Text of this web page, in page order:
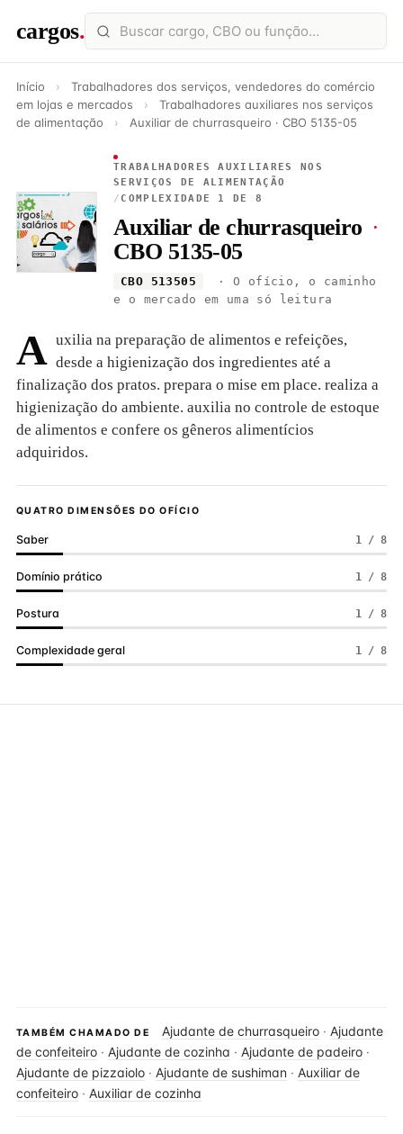
cargos.
Início ›
Trabalhadores dos serviços, vendedores do comércio
em lojas e mercados
›
Trabalhadores auxiliares nos serviços
de alimentação
› Auxiliar de churrasqueiro · CBO 5135-05
TRABALHADORES AUXILIARES NOS
SERVIÇOS DE ALIMENTAÇÃO
/ COMPLEXIDADE 1 DE 8
Auxiliar de churrasqueiro ·
CBO 5135-05
CBO 513505
· O ofício, o caminho
e o mercado em uma só leitura
A uxilia na preparação de alimentos e refeições,
desde a higienização dos ingredientes até a
finalização dos pratos. prepara o mise em place. realiza a
higienização do ambiente. auxilia no controle de estoque
de alimentos e confere os gêneros alimentícios
adquiridos.
QUATRO DIMENSÕES DO OFÍCIO
Saber 1 / 8
Domínio prático 1 / 8
Postura 1 / 8
Complexidade geral 1 / 8
TAMBÉM CHAMADO DE Ajudante de churrasqueiro · Ajudante
de confeiteiro · Ajudante de cozinha · Ajudante de padeiro ·
Ajudante de pizzaiolo · Ajudante de sushiman · Auxiliar de
confeiteiro · Auxiliar de cozinha